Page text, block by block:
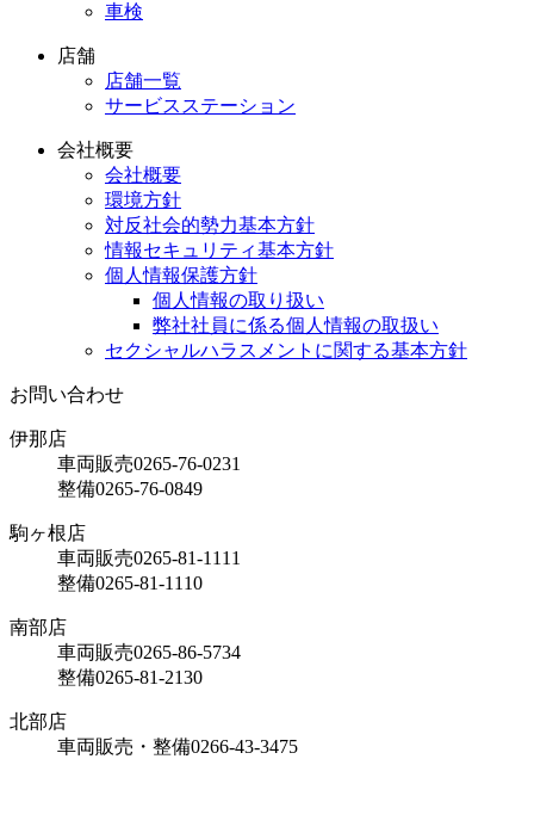
車検
店舗
店舗一覧
サービスステーション
会社概要
会社概要
環境方針
対反社会的勢力基本方針
情報セキュリティ基本方針
個人情報保護方針
個人情報の取り扱い
弊社社員に係る個人情報の取扱い
セクシャルハラスメントに関する基本方針
お問い合わせ
伊那店
車両販売0265-76-0231
整備0265-76-0849
駒ヶ根店
車両販売0265-81-1111
整備0265-81-1110
南部店
車両販売0265-86-5734
整備0265-81-2130
北部店
車両販売・整備0266-43-3475